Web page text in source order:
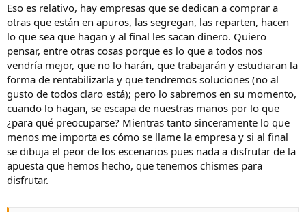
Eso es relativo, hay empresas que se dedican a comprar a
otras que están en apuros, las segregan, las reparten, hacen
lo que sea que hagan y al final les sacan dinero. Quiero
pensar, entre otras cosas porque es lo que a todos nos
vendría mejor, que no lo harán, que trabajarán y estudiaran la
forma de rentabilizarla y que tendremos soluciones (no al
gusto de todos claro está); pero lo sabremos en su momento,
cuando lo hagan, se escapa de nuestras manos por lo que
¿para qué preocuparse? Mientras tanto sinceramente lo que
menos me importa es cómo se llame la empresa y si al final
se dibuja el peor de los escenarios pues nada a disfrutar de la
apuesta que hemos hecho, que tenemos chismes para
disfrutar.